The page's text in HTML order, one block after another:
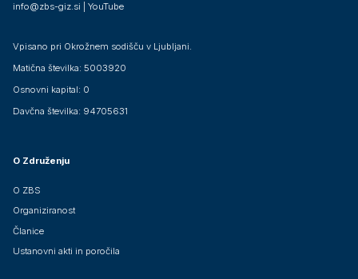
info@zbs-giz.si
YouTube
Vpisano pri Okrožnem sodišču v Ljubljani.
Matična številka: 5003920
Osnovni kapital: 0
Davčna številka: 94705631
O Združenju
O ZBS
Organiziranost
Članice
Ustanovni akti in poročila